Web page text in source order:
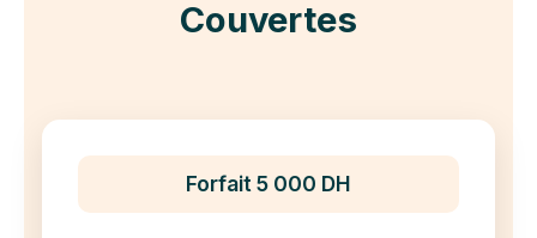
Couvertes
Forfait 5 000 DH